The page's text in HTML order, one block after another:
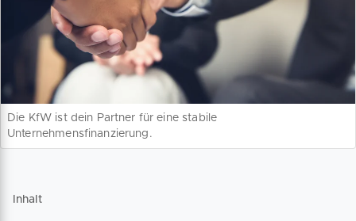
Die KfW ist dein Partner für eine stabile
Unternehmensfinanzierung.
Inhalt